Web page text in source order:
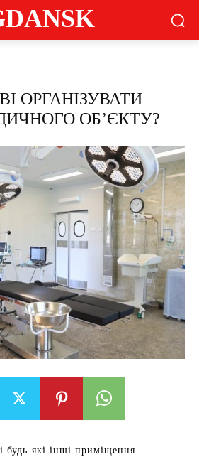
ОРГАНІЗУВАТИ
ОБ’ЄКТУ?
будь-які інші приміщення